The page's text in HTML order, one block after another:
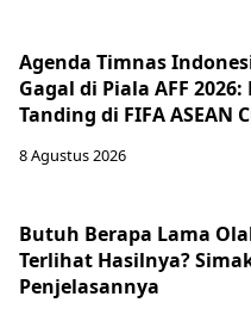
Agenda Timnas
Gagal di Piala AFF 2026:
Tanding di FIFA ASEAN
8 Agustus 2026
Butuh Berapa Lama
Terlihat Hasilnya?
Penjelasannya